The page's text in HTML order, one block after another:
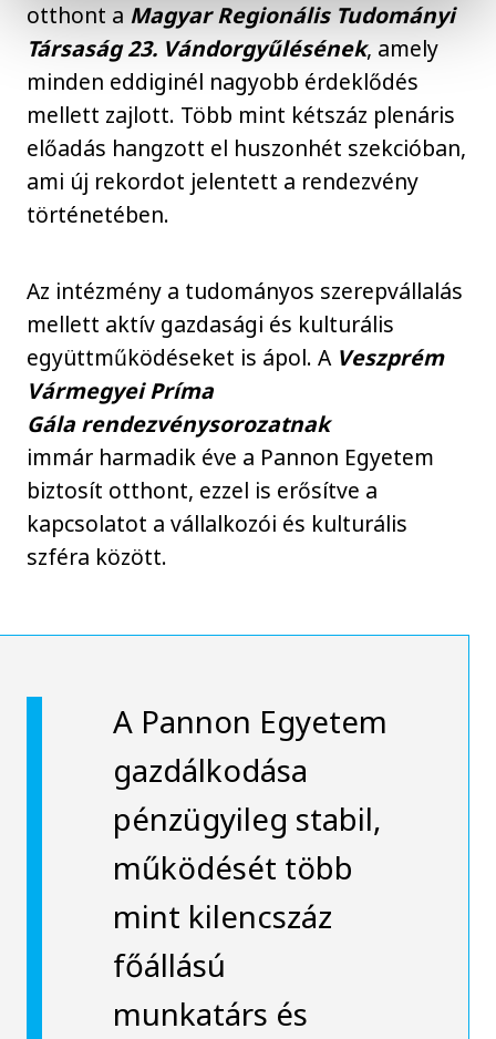
otthont a Magyar Regionális Tudományi
Társaság 23. Vándorgyűlésének, amely
minden eddiginél nagyobb érdeklődés
mellett zajlott. Több mint kétszáz plenáris
előadás hangzott el huszonhét szekcióban,
ami új rekordot jelentett a rendezvény
történetében.
Az intézmény a tudományos szerepvállalás
mellett aktív gazdasági és kulturális
együttműködéseket is ápol. A Veszprém
Vármegyei Príma
Gála rendezvénysorozatnak
immár harmadik éve a Pannon Egyetem
biztosít otthont, ezzel is erősítve a
kapcsolatot a vállalkozói és kulturális
szféra között.
A Pannon Egyetem
gazdálkodása
pénzügyileg stabil,
működését több
mint kilencszáz
főállású
munkatárs és